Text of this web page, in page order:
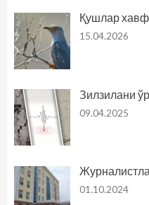
Қушлар хавф
15.04.2026
Зилзилани
09.04.2025
01.10.2024